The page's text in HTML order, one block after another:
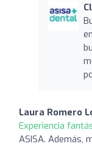
Laura Romero
Experiencia
ASISA. Además,